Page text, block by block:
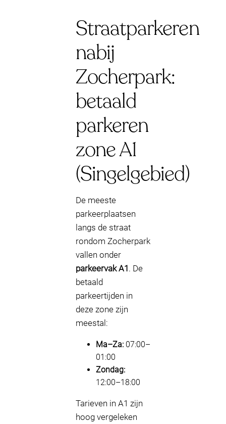
Straatparkeren
nabij
Zocherpark:
betaald
parkeren
zone A1
(Singelgebied)
De meeste
parkeerplaatsen
langs de straat
rondom Zocherpark
vallen onder
parkeervak A1. De
betaald
parkeertijden in
deze zone zijn
meestal:
Ma–Za: 07:00–
01:00
Zondag:
12:00–18:00
Tarieven in A1 zijn
hoog vergeleken